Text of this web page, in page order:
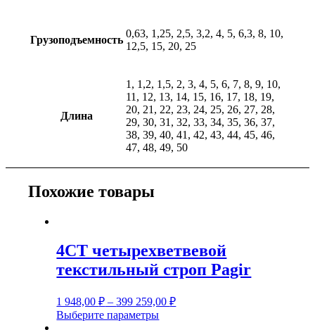
Грузоподъемность
0,63, 1,25, 2,5, 3,2, 4, 5, 6,3, 8, 10,
12,5, 15, 20, 25
Длина
1, 1,2, 1,5, 2, 3, 4, 5, 6, 7, 8, 9, 10,
11, 12, 13, 14, 15, 16, 17, 18, 19,
20, 21, 22, 23, 24, 25, 26, 27, 28,
29, 30, 31, 32, 33, 34, 35, 36, 37,
38, 39, 40, 41, 42, 43, 44, 45, 46,
47, 48, 49, 50
Похожие товары
4СТ четырехветвевой
текстильный строп Pagir
1 948,00₽ –399 259,00₽
Выберите параметрыЭтот